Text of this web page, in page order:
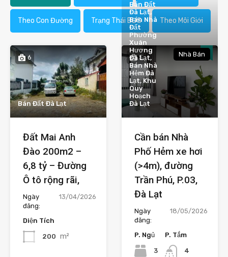
Theo Con Đường Trạng Thái BĐS Theo Môi Giới
6
Bán Đất Đà Lạt
Đất Mai Anh
Đào 200m2 –
6,8 tỷ – Đường
Ô tô rộng rãi,
Ngày
đăng:
13/04/2026
Diện Tích
200 m²
5
Bán Đất
Đà Lạt,
Bán Nhà
Đất
Phường
Xuân
Hương
Đà Lạt,
Bán Nhà
Hẻm Đà
Lạt, Khu
Quy
Hoạch
Đà Lạt
Nhà Bán
Cần bán Nhà
Phố Hẻm xe hơi
(>4m), đường
Trần Phú, P.03,
Đà Lạt
Ngày
đăng:
18/05/2026
P. Ngủ
3
P. Tắm
4